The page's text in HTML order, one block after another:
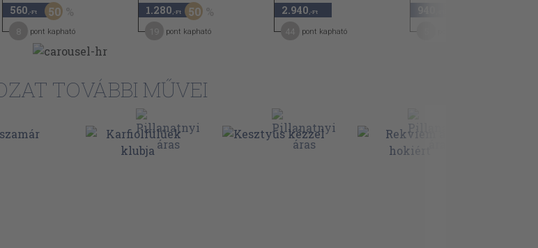
560 ,-Ft 50
pont kapható
1.280 ,-Ft 50
pont kapható
2.940 ,-Ft
pont kapható
TOVÁBBI MŰVEI